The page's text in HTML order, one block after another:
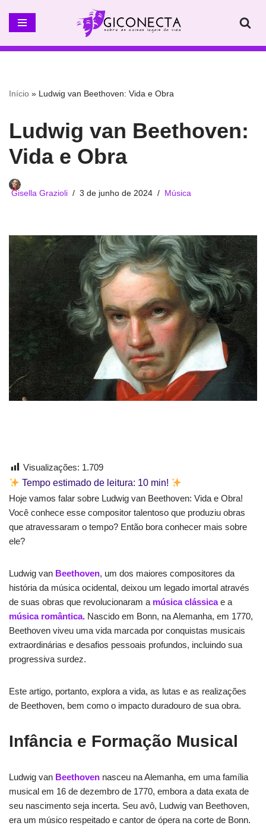
Pular
para
Início » Ludwig van Beethoven: Vida e Obra
Ludwig van Beethoven:
Vida e Obra
Gisella Grazioli 3 de junho de 2024 Música
Visualizações: 1.709
Tempo estimado de leitura: 10 min!
Hoje vamos falar sobre Ludwig van Beethoven: Vida e Obra!
Você conhece esse compositor talentoso que produziu obras
que atravessaram o tempo? Então bora conhecer mais sobre
ele?
Ludwig van Beethoven, um dos maiores compositores da
história da música ocidental, deixou um legado imortal através
de suas obras que revolucionaram a música clássica e a
música romântica. Nascido em Bonn, na Alemanha, em 1770,
Beethoven viveu uma vida marcada por conquistas musicais
extraordinárias e desafios pessoais profundos, incluindo sua
progressiva surdez.
Este artigo, portanto, explora a vida, as lutas e as realizações
de Beethoven, bem como o impacto duradouro de sua obra.
Infância e Formação Musical
Ludwig van Beethoven nasceu na Alemanha, em uma família
musical em 16 de dezembro de 1770, embora a data exata de
seu nascimento seja incerta. Seu avô, Ludwig van Beethoven,
era um músico respeitado e cantor de ópera na corte de Bonn.